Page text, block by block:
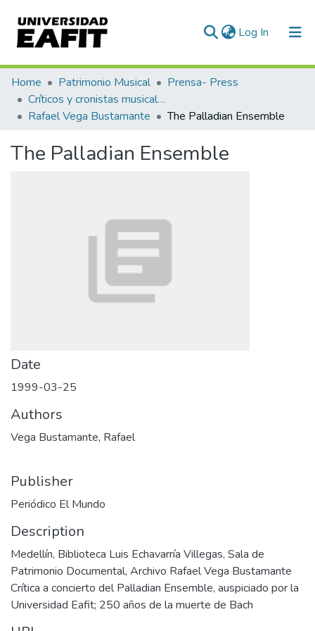
Log In (current)
Communities & Collections
All of DSpace
Home Patrimonio Musical
Prensa- Press
Críticos y cronistas musicales
Rafael Vega Bustamante
The Palladian Ensemble
The Palladian Ensemble
Date
1999-03-25
Authors
Vega Bustamante, Rafael
Publisher
Periódico El Mundo
Description
Medellín, Biblioteca Luis Echavarría Villegas, Sala de
Patrimonio Documental, Archivo Rafael Vega Bustamante
Crítica a concierto del Palladian Ensemble, auspiciado por la
Universidad Eafit; 250 años de la muerte de Bach